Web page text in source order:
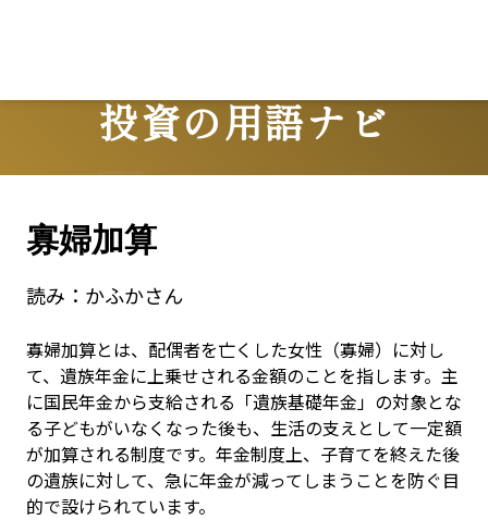
投資の用語ナビ
Terms
寡婦加算
読み： かふかさん
寡婦加算とは、配偶者を亡くした女性（寡婦）に対し
て、遺族年金に上乗せされる金額のことを指します。主
に国民年金から支給される「遺族基礎年金」の対象とな
る子どもがいなくなった後も、生活の支えとして一定額
が加算される制度です。年金制度上、子育てを終えた後
の遺族に対して、急に年金が減ってしまうことを防ぐ目
的で設けられています。